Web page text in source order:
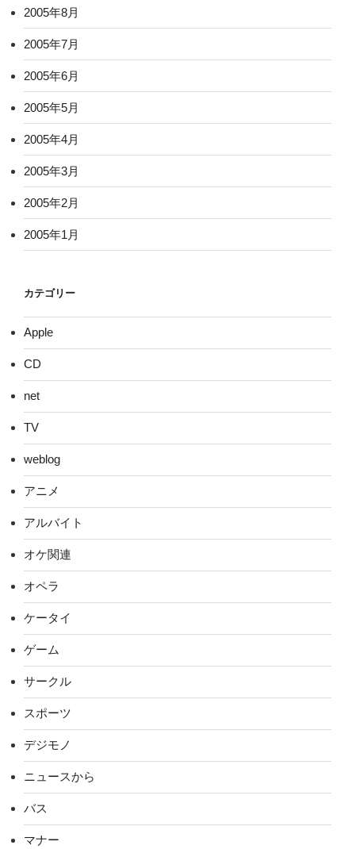
2005年8月
2005年7月
2005年6月
2005年5月
2005年4月
2005年3月
2005年2月
2005年1月
カテゴリー
Apple
CD
net
TV
weblog
アニメ
アルバイト
オケ関連
オペラ
ケータイ
ゲーム
サークル
スポーツ
デジモノ
ニュースから
バス
マナー